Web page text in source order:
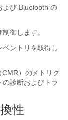
よび Bluetooth の
御します。
ベントリを取得し
）のメトリク
の診断およびトラ
性